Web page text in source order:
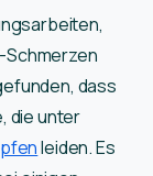
Schmerzen
dass
die unter
leiden. Es